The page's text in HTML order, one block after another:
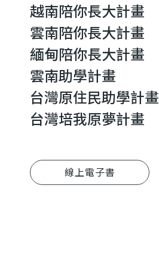
越南陪你長大計畫
雲南陪你長大計畫
緬甸陪你長大計畫
雲南助學計畫
台灣原住民助學計畫
台灣培我原夢計畫
線上電子書